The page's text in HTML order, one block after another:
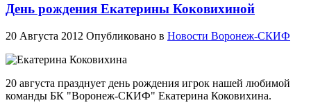
День рождения Екатерины Коковихиной
20 Августа 2012 Опубликовано в Новости Воронеж-СКИФ
20 августа празднует день рождения игрок нашей любимой
команды БК "Воронеж-СКИФ" Екатерина Коковихина.